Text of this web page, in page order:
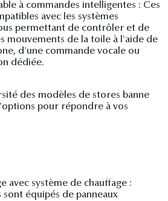
à commandes intelligentes : Ces
avec les systèmes
permettant de contrôler et de
mouvements de la toile à l'aide de
d'une commande vocale ou
dédiée.
des modèles de stores banne
pour répondre à vos
avec système de chauffage :
équipés de panneaux